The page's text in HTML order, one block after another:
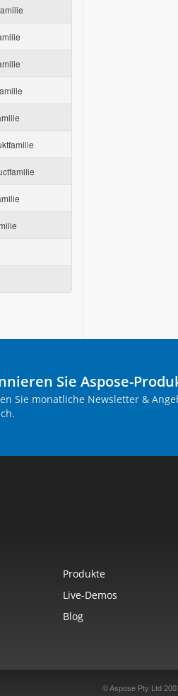
Sie Aspose-
Sie monatliche Newsletter &
Produkte
Live-Demos
Blog
© Aspose Pty Ltd